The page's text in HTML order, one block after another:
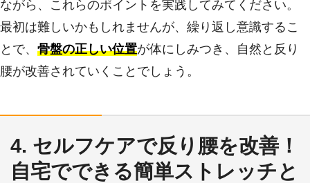
ながら、これらのポイントを実践してみてください。
最初は難しいかもしれませんが、繰り返し意識するこ
とで、 骨盤の正しい位置が体にしみつき、自然と反り
腰が改善されていくことでしょう。
4. セルフケアで反り腰を改善！
自宅でできる簡単ストレッチと